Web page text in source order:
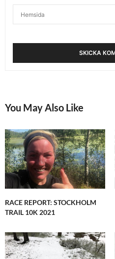
You May Also Like
RACE REPORT: STOCKHOLM
TRAIL 10K 2021